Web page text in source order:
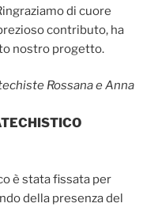
di cuore
contributo, ha
nostro progetto.
Rossana e Anna
è stata fissata per
della presenza del